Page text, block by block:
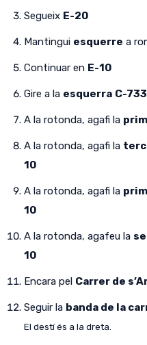
Segueix E-20
Mantingui esquerre a
Continuar en E-10
Gire a la esquerra C-733
A la rotonda, agafi la
A la rotonda, agafi la
10
A la rotonda, agafi la
10
A la rotonda, agafeu la
10
Encara pel Carrer de
Seguir la banda de la
El destí és a la dreta.